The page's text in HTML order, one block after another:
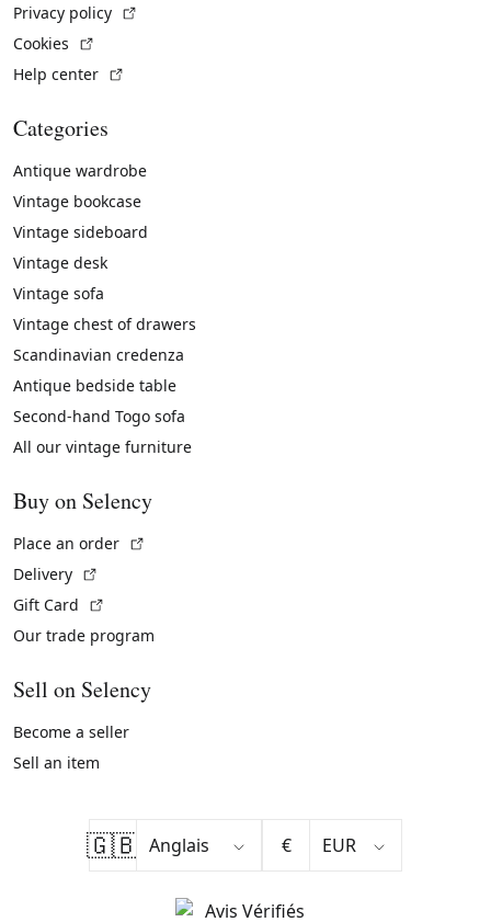
Privacy policy
Cookies
Help center
Categories
Antique wardrobe
Vintage bookcase
Vintage sideboard
Vintage desk
Vintage sofa
Vintage chest of drawers
Scandinavian credenza
Antique bedside table
Second-hand Togo sofa
All our vintage furniture
Buy on Selency
Place an order
Delivery
Gift Card
Our trade program
Sell on Selency
Become a seller
Sell an item
🇬🇧 €